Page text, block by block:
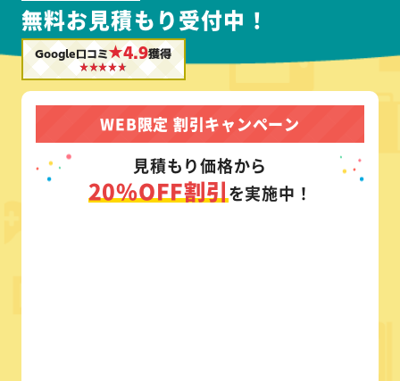
無料お見積もり受付中！
Google口コミ★4.9獲得
WEB限定 割引キャンペーン
見積もり価格から
20%OFF割引を実施中！